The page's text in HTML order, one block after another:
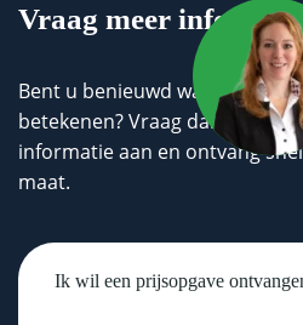
Vraag meer
Bent u benieuwd wat wij voor
betekenen? Vraag dan geheel
informatie aan en ontvang
maat.
Untitled